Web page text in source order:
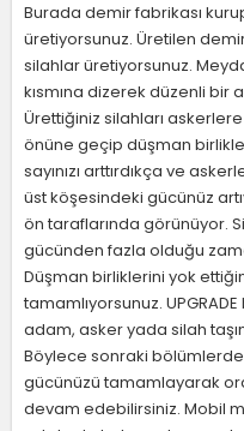
Burada demir fabrikası
üretiyorsunuz. Üretilen
silahlar üretiyorsunuz.
kısmına dizerek düzenli bir
Ürettiğiniz silahları
önüne geçip düşman
sayınızı arttırdıkça ve
üst köşesindeki gücünüz
ön taraflarında görünüyor.
gücünden fazla olduğu
Düşman birliklerini yok
tamamlıyorsunuz. UPGRADE
adam, asker yada silah
Böylece sonraki bölümlerde
gücünüzü tamamlayarak
devam edebilirsiniz. Mobil